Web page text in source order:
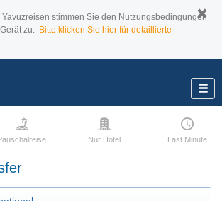
stimmen Sie den Nutzungsbedingungen
zu. Bitte klicken Sie hier für detaillierte
Nur Hotel Last Minute